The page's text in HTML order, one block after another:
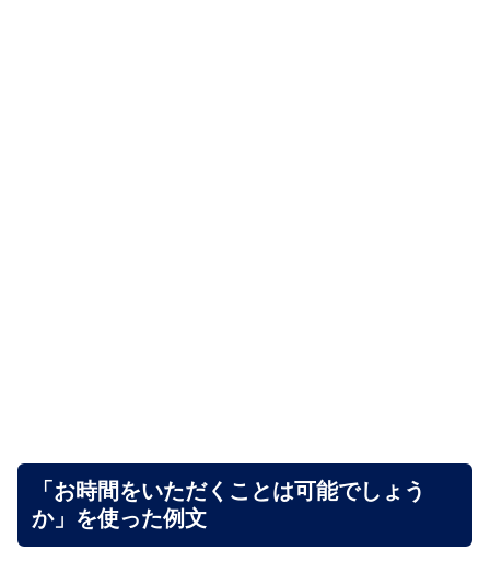
「お時間をいただくことは可能でしょう
か」を使った例文